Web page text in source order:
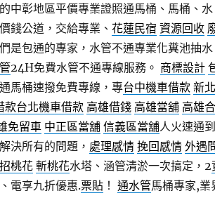
中彰地區平價專業證照通馬桶、馬桶、水
錢公道，交給專業、 花蓮民宿 資源回收
是包通的專家，水管不通專業化糞池抽水
24H免費水管不通專線服務。 商標設計
馬桶速撥免費專線，專台中機車借款 新北
款台北機車借款 高雄借錢 高雄當舖 高雄合
免留車 中正區當舖 信義區當舖人火速通到
決所有的問題， 處理感情 挽回感情 外遇
招桃花 斬桃花水塔、涵管清淤一次搞定，2
電享九折優惠.票貼！ 通水管馬桶專家,業